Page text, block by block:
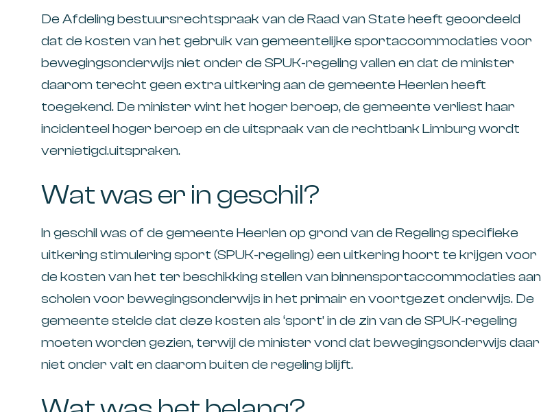
De Afdeling bestuursrechtspraak van de Raad van State heeft geoordeeld
dat de kosten van het gebruik van gemeentelijke sportaccommodaties voor
bewegingsonderwijs niet onder de SPUK-regeling vallen en dat de minister
daarom terecht geen extra uitkering aan de gemeente Heerlen heeft
toegekend. De minister wint het hoger beroep, de gemeente verliest haar
incidenteel hoger beroep en de uitspraak van de rechtbank Limburg wordt
vernietigd.uitspraken.
Wat was er in geschil?
In geschil was of de gemeente Heerlen op grond van de Regeling specifieke
uitkering stimulering sport (SPUK-regeling) een uitkering hoort te krijgen voor
de kosten van het ter beschikking stellen van binnensportaccommodaties aan
scholen voor bewegingsonderwijs in het primair en voortgezet onderwijs. De
gemeente stelde dat deze kosten als ‘sport’ in de zin van de SPUK-regeling
moeten worden gezien, terwijl de minister vond dat bewegingsonderwijs daar
niet onder valt en daarom buiten de regeling blijft.